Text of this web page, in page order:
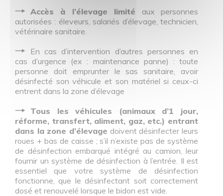
Accès à l’élevage limité aux personnes
autorisées : éleveurs, salariés d’élevage, technicien,
vétérinaire sanitaire.
En cas d’intervention d’autres personnes en
cas d’urgence (ex : maintenance panne) : toute
personne doit emprunter le sas sanitaire, avoir
désinfecté son véhicule et son matériel si ceux-ci
entrent dans la zone d’élevage
Tous les véhicules (animaux d’1 jour,
réforme, transfert, aliment, gaz, etc.) entrant
dans la zone d’élevage doivent désinfecter leurs
roues + bas de caisse ; s’il n’existe pas de système
de désinfection embarqué intégré au camion, leur
fournir un système de désinfection à l’entrée. Il est
essentiel que votre système de désinfection
fonctionne, que le désinfectant soit correctement
dosé et renouvelé lorsque le bidon est vide.